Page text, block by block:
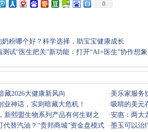
0
奶粉哪个好？科学选择，助宝宝健康成长
试“医生把关”新功能：打开“AI+医生”协作想
藏2026大健康新风向 · 美乐家服务
业神话，实则暗藏大危机！ ·吸睛的美元
新熙盟生物系列产品有何生财之
·安惠：两大
子”难题
代替汽油？“贵邦商城”资金盘模式 ·墨玉可以治